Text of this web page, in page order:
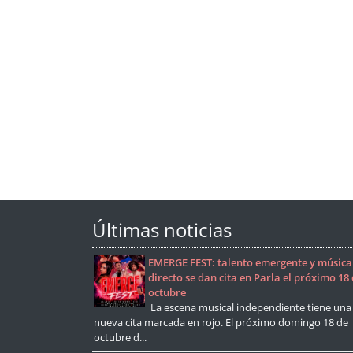
Últimas noticias
EMERGE FEST: talento emergente y
directo se dan cita en Parla el próximo 18
octubre
La escena musical independiente tiene una
nueva cita marcada en rojo. El próximo domingo 18 de
octubre d...